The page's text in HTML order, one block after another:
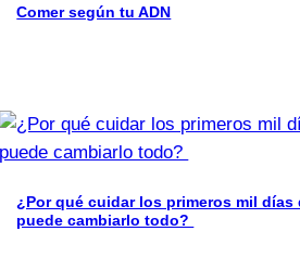
Comer según tu ADN
¿Por qué cuidar los primeros mil días
puede cambiarlo todo?